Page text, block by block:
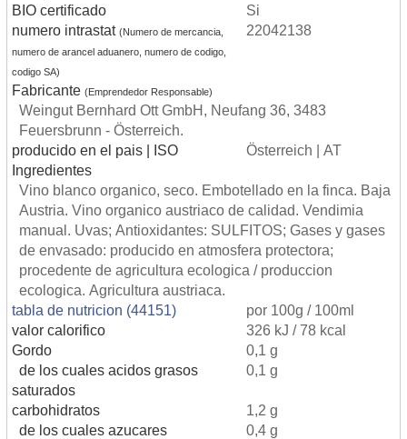
BIO certificado
Si
numero intrastat (Numero de mercancia,
numero de arancel aduanero, numero de codigo,
codigo SA)
22042138
Fabricante (Emprendedor Responsable)
Weingut Bernhard Ott GmbH, Neufang 36, 3483
Feuersbrunn - Österreich.
producido en el pais | ISO
Österreich | AT
Ingredientes
Vino blanco organico, seco. Embotellado en la finca. Baja
Austria. Vino organico austriaco de calidad. Vendimia
manual. Uvas; Antioxidantes: SULFITOS; Gases y gases
de envasado: producido en atmosfera protectora;
procedente de agricultura ecologica / produccion
ecologica. Agricultura austriaca.
tabla de nutricion (44151)
por 100g / 100ml
valor calorifico
326 kJ / 78 kcal
Gordo
0,1 g
de los cuales acidos grasos
saturados
0,1 g
carbohidratos
1,2 g
de los cuales azucares
0,4 g